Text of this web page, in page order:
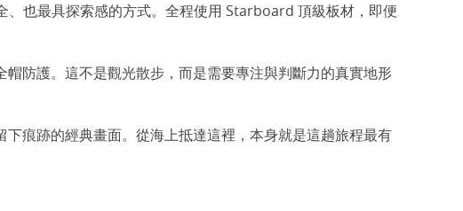
、也最具探索感的方式。全程使用 Starboard 頂級板材，即便
防護。這不是觀光散步，而是需要專注與判斷力的真實地形
痕跡的經典畫面。從海上抵達這裡，本身就是這趟旅程最有